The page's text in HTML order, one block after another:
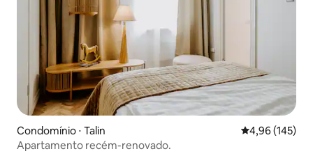
Condomínio ⋅ Talin 4,96 de uma
4,96 (145)
Apartamento recém-renovado.